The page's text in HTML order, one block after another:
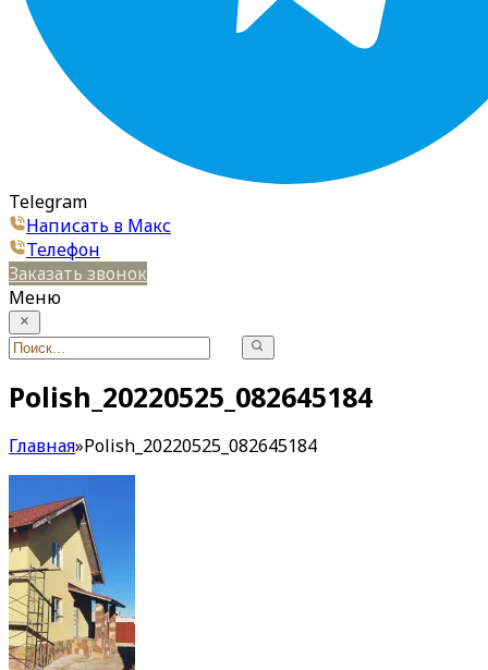
Telegram
Написать в Макс
Телефон
Заказать звонок
Меню
Polish_20220525_082645184
Главная»Polish_20220525_082645184